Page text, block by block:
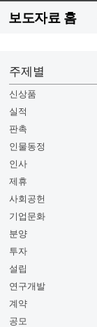
보도자료 홈
주제별
신상품
실적
판촉
인물동정
인사
제휴
사회공헌
기업문화
분양
투자
설립
연구개발
계약
공모